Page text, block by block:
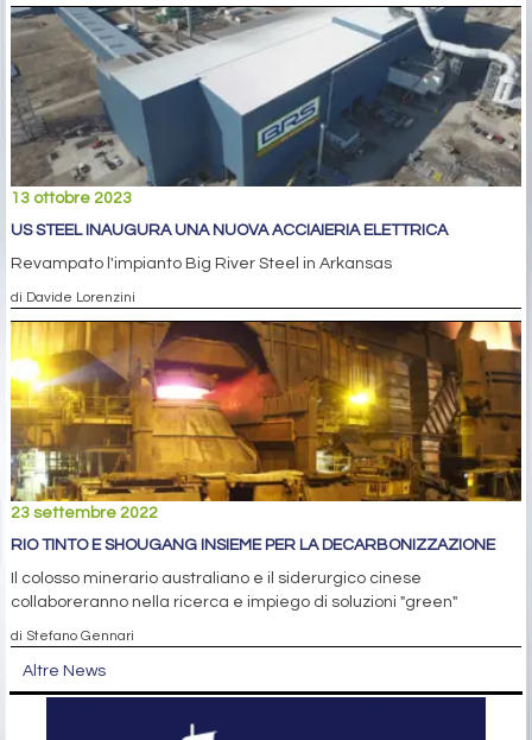
13 ottobre 2023
US STEEL INAUGURA UNA NUOVA ACCIAIERIA ELETTRICA
Revampato l'impianto Big River Steel in Arkansas
di Davide Lorenzini
23 settembre 2022
RIO TINTO E SHOUGANG INSIEME PER LA DECARBONIZZAZIONE
Il colosso minerario australiano e il siderurgico cinese
collaboreranno nella ricerca e impiego di soluzioni "green"
di Stefano Gennari
Altre News